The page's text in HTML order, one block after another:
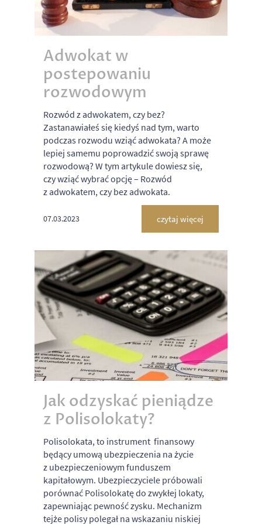
Adwokat w
postepowaniu
rozwodowym
Rozwód z adwokatem, czy bez?
Zastanawiałeś się kiedyś nad tym, warto
podczas rozwodu wziąć adwokata? A może
lepiej samemu poprowadzić swoją sprawę
rozwodową? W tym artykule dowiesz się,
czy wziąć wybrać opcję – Rozwód
z adwokatem, czy bez adwokata.
07.03.2023 czytaj więcej
Jak odzyskać pieniądze
z Polisolokaty?
Polisolokata, to instrument finansowy
będący umową ubezpieczenia na życie
z ubezpieczeniowym funduszem
kapitałowym. Ubezpieczyciele próbowali
porównać Polisolokatę do zwykłej lokaty,
zapewniając pewność zysku. Mechanizm
tejże polisy polegał na wskazaniu niskiej